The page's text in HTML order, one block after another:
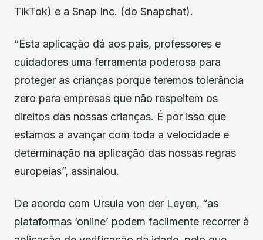
TikTok) e a Snap Inc. (do Snapchat).
“Esta aplicação dá aos pais, professores e
cuidadores uma ferramenta poderosa para
proteger as crianças porque teremos tolerância
zero para empresas que não respeitem os
direitos das nossas crianças. É por isso que
estamos a avançar com toda a velocidade e
determinação na aplicação das nossas regras
europeias”, assinalou.
De acordo com Ursula von der Leyen, “as
plataformas ‘online’ podem facilmente recorrer à